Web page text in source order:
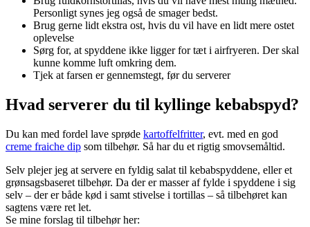
Personligt synes jeg også de smager bedst.
Brug gerne lidt ekstra ost, hvis du vil have en lidt mere ostet
oplevelse
Sørg for, at spyddene ikke ligger for tæt i airfryeren. Der skal
kunne komme luft omkring dem.
Tjek at farsen er gennemstegt, før du serverer
Hvad serverer du til kyllinge kebabspyd?
Du kan med fordel lave sprøde kartoffelfritter, evt. med en god
creme fraiche dip som tilbehør. Så har du et rigtig smovsemåltid.
Selv plejer jeg at servere en fyldig salat til kebabspyddene, eller et
grønsagsbaseret tilbehør. Da der er masser af fylde i spyddene i sig
selv – der er både kød i samt stivelse i tortillas – så tilbehøret kan
sagtens være ret let.
Se mine forslag til tilbehør her: